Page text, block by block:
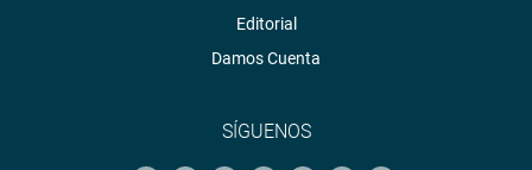
Editorial
Damos Cuenta
SÍGUENOS